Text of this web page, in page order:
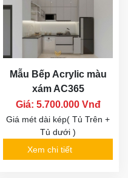
Mẫu Bếp Acrylic màu
xám AC365
Giá: 5.700.000 Vnđ
Giá mét dài kép( Tủ Trên +
Tủ dưới )
Xem chi tiết